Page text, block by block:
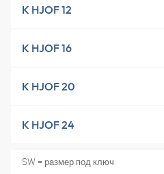
K HJOF 12
K HJOF 16
K HJOF 20
K HJOF 24
SW = размер под ключ